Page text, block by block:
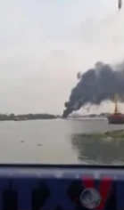
da, nội tạng
làm khi có
hiệu ngộ độc
gây nôn chủ
chóng đến